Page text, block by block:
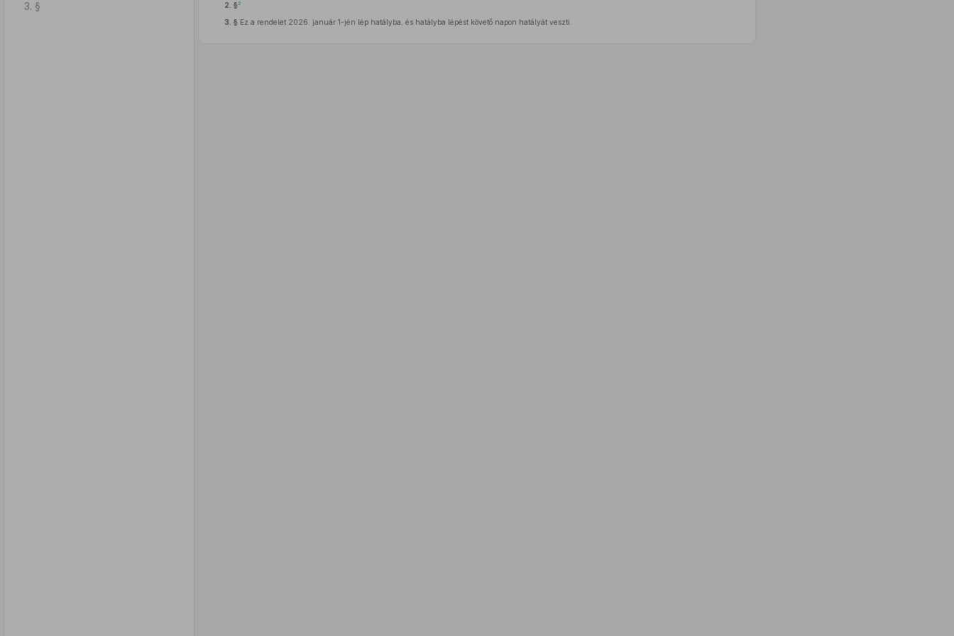
3. §
2. §2
3. § Ez a rendelet 2026. január 1-jén lép hatályba, és hatályba lépést követő napon hatályát veszti.